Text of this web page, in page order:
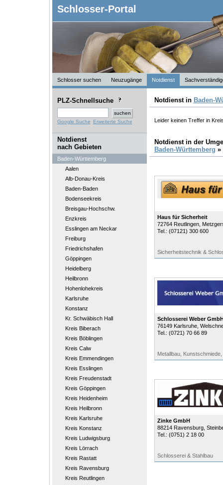
Schlosser-Portal
Schlosser suchen Neuzugänge Notdienst
PLZ-Schnellsuche
Google Suche Erweiterte Suche
Notdienst
nach Gebieten
Baden-Württemberg
Aalen
Alb-Donau-Kreis
Baden-Baden
Bodenseekreis
Breisgau-Hochschw.
Enzkreis
Esslingen am Neckar
Freiburg
Friedrichshafen
Göppingen
Heidelberg
Heilbronn
Hohenlohekreis
Karlsruhe
Konstanz
Kr. Schwäbisch Hall
Kreis Biberach
Kreis Böblingen
Kreis Calw
Kreis Emmendingen
Kreis Esslingen
Kreis Freudenstadt
Kreis Göppingen
Kreis Heidenheim
Kreis Heilbronn
Kreis Karlsruhe
Kreis Konstanz
Kreis Ludwigsburg
Kreis Lörrach
Kreis Rastatt
Kreis Ravensburg
Kreis Reutlingen
Notdienst in Baden-
Leider keinen Treffer in
Notdienst in der
Baden-Württemberg »
Haus für Sicherheit
72764 Reutlingen,
Tel.: (07121) 300 600
Sicherheitstechnik &
Schlosserei Weber
76149 Karlsruhe,
Tel.: (0721) 70 66 89
Metallbau,
Zinke GmbH
88214 Ravensburg,
Tel.: (0751) 2 18 00
Schlosserei & Stahlbau